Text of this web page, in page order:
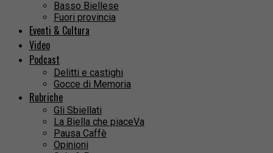
Basso Biellese
Fuori provincia
Eventi & Cultura
Video
Podcast
Delitti e castighi
Gocce di Memoria
Rubriche
Gli Sbiellati
La Biella che piaceVa
Pausa Caffè
Opinioni